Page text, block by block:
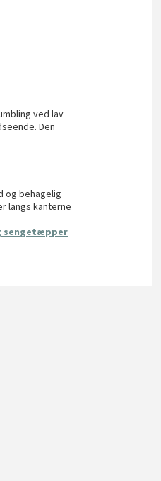
ved lav
Den
og behagelig
langs kanterne
sengetæpper